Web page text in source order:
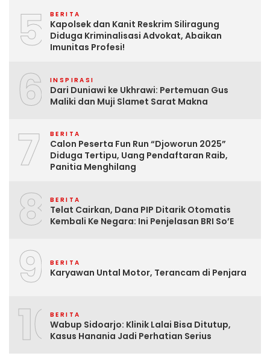
5 BERITA
Kapolsek dan Kanit Reskrim Siliragung
Diduga Kriminalisasi Advokat, Abaikan
Imunitas Profesi!
6 INSPIRASI
Dari Duniawi ke Ukhrawi: Pertemuan Gus
Maliki dan Muji Slamet Sarat Makna
7 BERITA
Calon Peserta Fun Run “Djoworun 2025”
Diduga Tertipu, Uang Pendaftaran Raib,
Panitia Menghilang
8 BERITA
Telat Cairkan, Dana PIP Ditarik Otomatis
Kembali Ke Negara: Ini Penjelasan BRI So’E
9 BERITA
Karyawan Untal Motor, Terancam di Penjara
10BERITA
Wabup Sidoarjo: Klinik Lalai Bisa Ditutup,
Kasus Hanania Jadi Perhatian Serius